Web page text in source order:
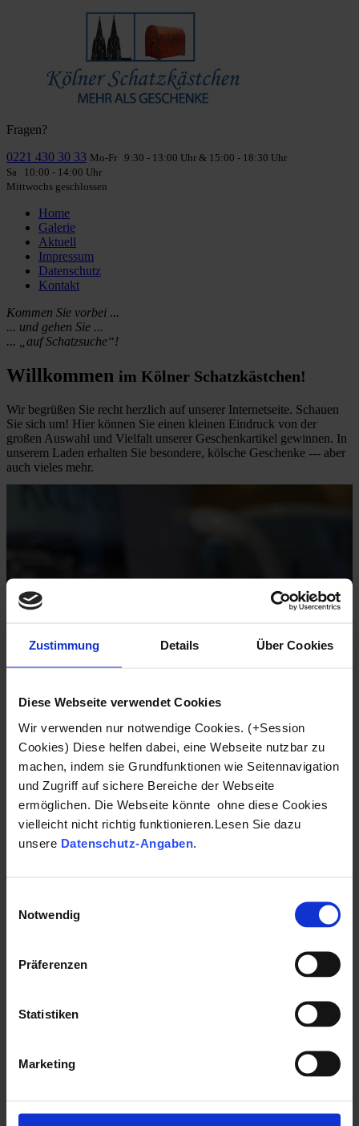
Zustimmung Details Über Cookies
Diese Webseite verwendet Cookies
Wir verwenden nur notwendige Cookies. (+Session
Cookies) Diese helfen dabei, eine Webseite nutzbar zu
machen, indem sie Grundfunktionen wie Seitennavigation
und Zugriff auf sichere Bereiche der Webseite
ermöglichen. Die Webseite könnte ohne diese Cookies
vielleicht nicht richtig funktionieren.Lesen Sie dazu
unsere Datenschutz-Angaben
Notwendig
Präferenzen
Statistiken
Marketing
Fragen?
0221 430 30 33 Mo-Fr 9:30 - 13:00 Uhr & 15:00 - 18:30 Uhr
Sa 10:00 - 14:00 Uhr
Mittwochs geschlossen
Home
Galerie
Aktuell
Impressum
Datenschutz
Kontakt
Kommen Sie vorbei ...
... und gehen Sie ...
... „auf Schatzsuche“!
Willkommen im Kölner Schatzkästchen!
Wir begrüßen Sie recht herzlich auf unserer Internetseite. Schauen
Sie sich um! Hier können Sie einen kleinen Eindruck von der
großen Auswahl und Vielfalt unserer Geschenkartikel gewinnen. In
unserem Laden erhalten Sie besondere, kölsche Geschenke --- aber
auch vieles mehr.